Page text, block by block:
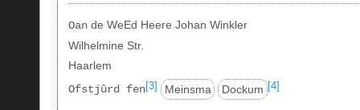
Oande WeEd Heere Johan Winkler
Wilhelmine Str.
Haarlem
Ofstjûrd fen[3] Meinsma Dockum [4]